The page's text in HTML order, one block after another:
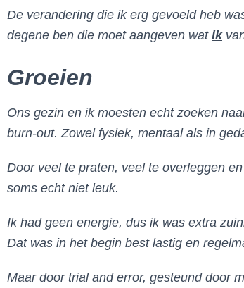
De verandering die ik erg gevoeld heb
degene ben die moet aangeven wat ik
Groeien
Ons gezin en ik moesten echt zoeken
burn-out. Zowel fysiek, mentaal als in
Door veel te praten, veel te overleggen
soms echt niet leuk.
Ik had geen energie, dus ik was extra
Dat was in het begin best lastig en
Maar door trial and error, gesteund door